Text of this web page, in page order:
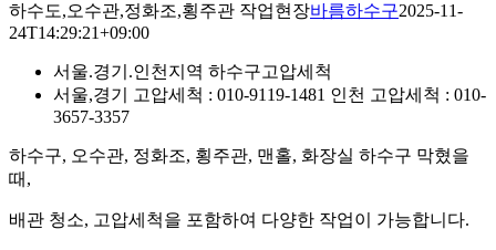
하수도,오수관,정화조,횡주관 작업현장바름하수구2025-11-
24T14:29:21+09:00
서울.경기.인천지역 하수구고압세척
서울,경기 고압세척 : 010-9119-1481 인천 고압세척 : 010-
3657-3357
하수구, 오수관, 정화조, 횡주관, 맨홀, 화장실 하수구 막혔을
때,
배관 청소, 고압세척을 포함하여 다양한 작업이 가능합니다.